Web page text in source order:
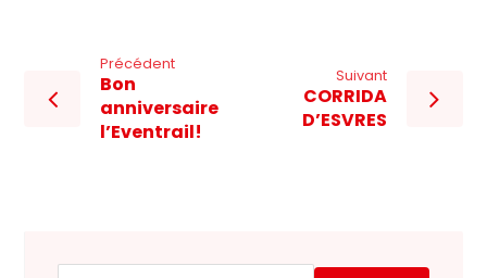
Précédent
Bon
anniversaire
l’Eventrail!
Suivant
CORRIDA
D’ESVRES